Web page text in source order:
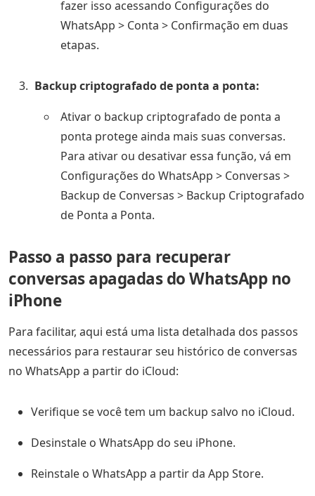
fazer isso acessando Configurações do
WhatsApp > Conta > Confirmação em duas
etapas.
Backup criptografado de ponta a ponta:
Ativar o backup criptografado de ponta a
ponta protege ainda mais suas conversas.
Para ativar ou desativar essa função, vá em
Configurações do WhatsApp > Conversas >
Backup de Conversas > Backup Criptografado
de Ponta a Ponta.
Passo a passo para recuperar
conversas apagadas do WhatsApp no
iPhone
Para facilitar, aqui está uma lista detalhada dos passos
necessários para restaurar seu histórico de conversas
no WhatsApp a partir do iCloud:
Verifique se você tem um backup salvo no iCloud.
Desinstale o WhatsApp do seu iPhone.
Reinstale o WhatsApp a partir da App Store.